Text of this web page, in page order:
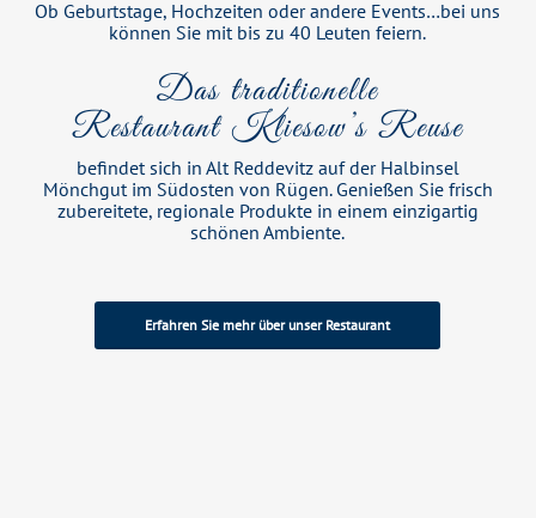
Ob Geburtstage, Hochzeiten oder andere Events…bei uns
können Sie mit bis zu 40 Leuten feiern.
Das traditionelle
Restaurant Kliesow’s Reuse
befindet sich in Alt Reddevitz auf der Halbinsel
Mönchgut im Südosten von Rügen. Genießen Sie frisch
zubereitete, regionale Produkte in einem einzigartig
schönen Ambiente.
Erfahren Sie mehr über unser Restaurant